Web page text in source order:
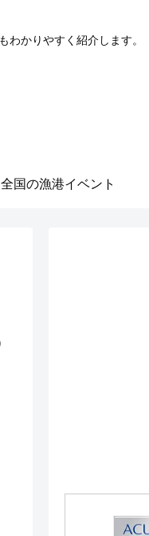
かりやすく紹介します。
全国の漁港イベント